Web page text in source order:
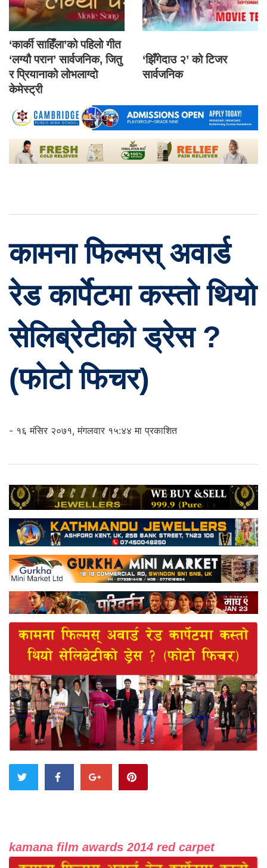
‘कार्की साहिँला’को पहिलो गीत
‘लग्यौ परान’ सार्वजनिक, जितु
र प्रियानाको लोभलाग्दो
केमेस्ट्री
‘झिँगेदाउ २’ को टिजर
सार्वजनिक
कामना फिल्मस् अवार्ड
रेड कार्पेटमा कस्तो थियो
सेलिब्रेटीको ड्रेस ?
(फोटो फिचर)
- १६ मंसिर २०७१, मंगलवार १५:४४ मा प्रकाशित
kamana film awards 2014 red carpet